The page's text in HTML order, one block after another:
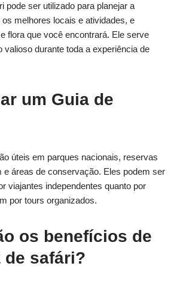
pode ser utilizado para planejar a
melhores locais e atividades, e
flora que você encontrará. Ele serve
valioso durante toda a experiência de
um Guia de
úteis em parques nacionais, reservas
e áreas de conservação. Eles podem ser
viajantes independentes quanto por
por tours organizados.
os benefícios de
de safári?